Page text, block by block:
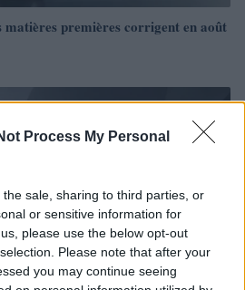
Process My Personal
sale, sharing to third parties, or
or sensitive information for
please use the below opt-out
Please note that after your
you may continue seeing
matières premières corrigent en août